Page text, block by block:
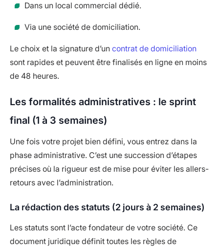
Dans un local commercial dédié.
Via une société de domiciliation.
Le choix et la signature d’un contrat de domiciliation
sont rapides et peuvent être finalisés en ligne en moins
de 48 heures.
Les formalités administratives : le sprint
final (1 à 3 semaines)
Une fois votre projet bien défini, vous entrez dans la
phase administrative. C’est une succession d’étapes
précises où la rigueur est de mise pour éviter les allers-
retours avec l’administration.
La rédaction des statuts (2 jours à 2 semaines)
Les statuts sont l’acte fondateur de votre société. Ce
document juridique définit toutes les règles de